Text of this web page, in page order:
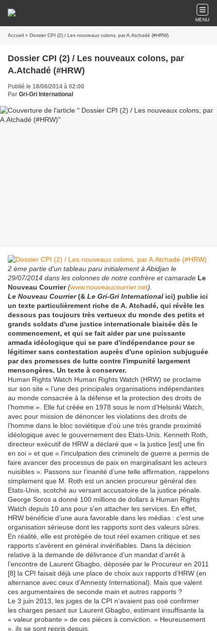
MENU
Accueil » Dossier CPI (2) / Les nouveaux colons, par A.Atchadé (#HRW)
Dossier CPI (2) / Les nouveaux colons, par
A.Atchadé (#HRW)
Publié le 18/08/2014 à 02:00
Par Gri-Gri International
2 ème partie d'un tableau paru initialement à Abidjan le
29/07/2014 dans les colonnes de notre confrère et camarade Le
Nouveau Courrier(www.nouveaucourrier.net)
Le Nouveau Courrier(& Le Gri-Gri International ici) publie ici
un texte particulièrement riche de A. Atchadé, qui révèle les
dessous pas toujours très vertueux du monde des petits et
grands soldats d'une justice internationale biaisée dès le
commencement, et qui se fait aider par une puissante
armada idéologique qui se pare d'indépendance pour se
légitimer sans contestation auprès d'une opinion subjuguée
par des promesses de lutte contre l'impunité largement
mensongères. Un texte à conserver.
Human Rights Watch Human Rights Watch (HRW) se proclame
sur son site « l’une des principales organisations indépendantes
au monde consacrée à la défense et la protection des droits de
l’homme ». Elle fut créée en 1978 sous le nom d’Helsinki Watch,
avec pour mission de dénoncer les violations des droits de
l’homme dans le bloc soviétique d’où une très grande proximité
idéologique avec le gouvernement des Etats-Unis. Kenneth Roth,
directeur exécutif de HRW a déclaré que « la justice [est] une fin
en soi » et que « l'inculpation des criminels de guerre a permis de
faire avancer des processus de paix en marginalisant les acteurs
nuisibles ». Passons sur l’inanité d’une telle affirmation, rappelons
simplement que M. Roth est un ancien procureur général des
Etats-Unis, scotché au versant accusatoire de la justice pénale.
George Soros a donné 100 millions de dollars à Human Rights
Watch depuis 10 ans pour s'en attacher les services. En effet,
HRW bénéficie d’une aura favorable dans les médias : c’est une
organisation sérieuse dont les rapports sont des valeurs sûres.
En réalité, elle est protégée de tout réel examen critique et ses
rapports s’avèrent en général invérifiables. Dans la décision
relative à la demande de délivrance d’un mandat d’arrêt à
l’encontre de Laurent Gbagbo, déposée par le Procureur en 2011
[8] la CPI faisait déjà une place de choix aux rapports d’HRW (en
alternance avec ceux d’Amnesty International). Mais que valent
ces argumentaires de seconde main et autres rapports ?
Le 3 juin 2013, les juges de la CPI n’avaient pas osé confirmer
les charges pesant sur Laurent Gbagbo, estimant insuffisante la
« valeur probante » de ces pièces à conviction. « Heureusement
», ils se sont repris depuis.